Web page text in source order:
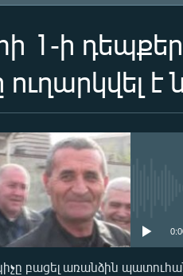
1-ի
ուղարկվել է
բացել առանձին